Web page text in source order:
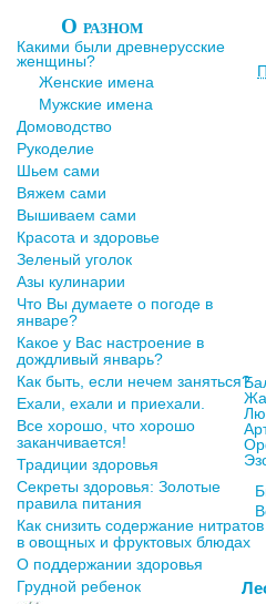
О разном
Какими были древнерусские
женщины?
Женские имена
Мужские имена
Домоводство
Рукоделие
Шьем сами
Вяжем сами
Вышиваем сами
Красота и здоровье
Зеленый уголок
Азы кулинарии
Что Вы думаете о погоде в
январе?
Какое у Вас настроение в
дождливый январь?
Как быть, если нечем заняться?
Ехали, ехали и приехали.
Все хорошо, что хорошо
заканчивается!
Традиции здоровья
Секреты здоровья: Золотые
правила питания
Как снизить содержание нитратов
в овощных и фруктовых блюдах
О поддержании здоровья
Грудной ребенок